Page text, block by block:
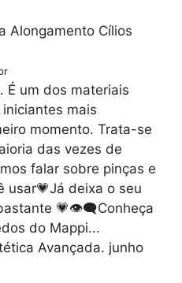
É um dos materiais
mais
momento. Trata-se
das vezes de
falar sobre pinças e
usar💗Já deixa o seu
💗👁‍🗨Conheça
do Mappi...
Avançada. junho